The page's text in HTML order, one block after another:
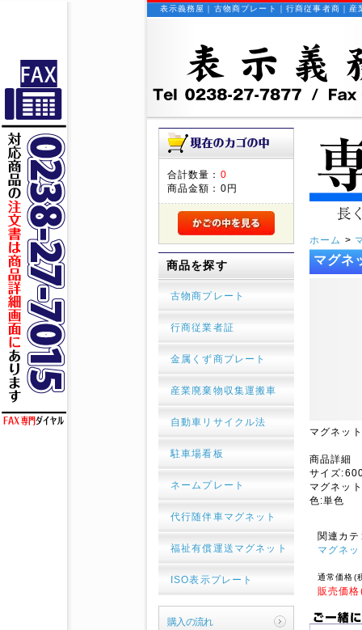
表示義務屋｜古物商プレート｜行商従事者商｜
合計数量： 0
商品金額： 0円
商品を探す
古物商プレート
行商従業者証
金属くず商プレート
産業廃棄物収集運搬車
自動車リサイクル法
駐車場看板
ネームプレート
代行随伴車マグネット
福祉有償運送マグネット
ISO表示プレート
購入の流れ
ホーム >
マグネ
マグネッ
商品詳細
サイズ
マグネッ
色:単色
関連カテ
マグネッ
通常価格(
販売価格